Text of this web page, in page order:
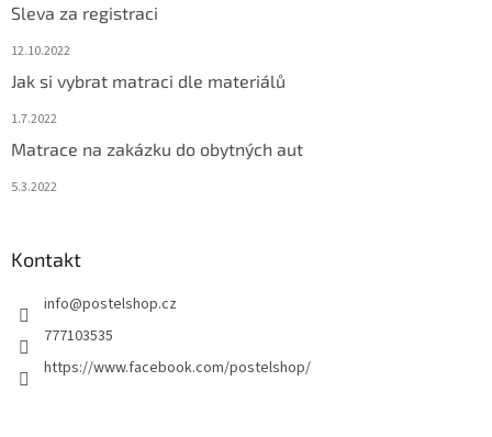
Sleva za registraci
12.10.2022
Jak si vybrat matraci dle materiálů
1.7.2022
Matrace na zakázku do obytných aut
5.3.2022
Kontakt
info@postelshop.cz
777103535
https://www.facebook.com/postelshop/